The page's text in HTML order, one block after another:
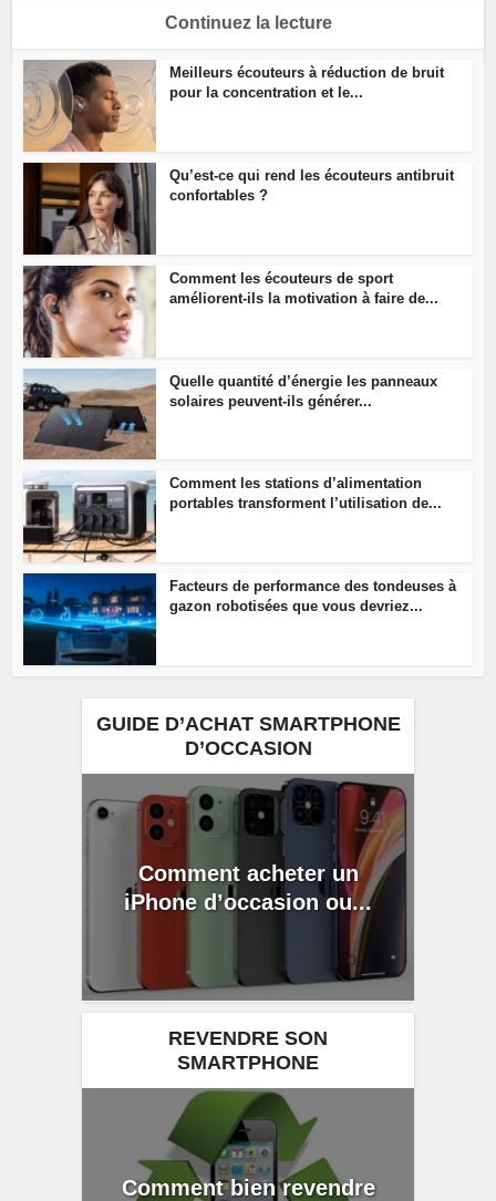
Continuez la lecture
Meilleurs écouteurs à réduction de bruit
pour la concentration et le...
Qu’est-ce qui rend les écouteurs antibruit
confortables ?
Comment les écouteurs de sport
améliorent-ils la motivation à faire de...
Quelle quantité d’énergie les panneaux
solaires peuvent-ils générer...
Comment les stations d’alimentation
portables transforment l’utilisation de...
Facteurs de performance des tondeuses à
gazon robotisées que vous devriez...
GUIDE D’ACHAT SMARTPHONE
D’OCCASION
Comment acheter un
iPhone d’occasion ou...
REVENDRE SON
SMARTPHONE
Comment bien revendre